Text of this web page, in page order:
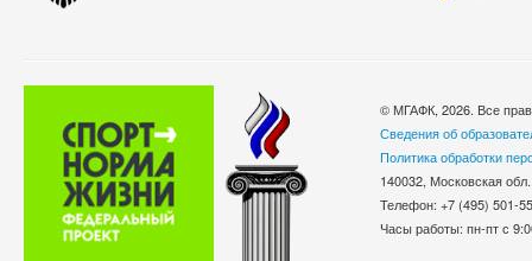
© МГАФК, 2026. Все
Сведения об
Политика обработки
140032, Московская
Телефон: +7 (495)
Часы работы: пн-пт с